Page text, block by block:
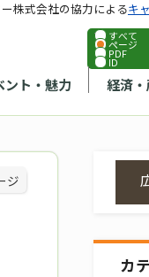
すべて
ページ
PDF
ID
ント・魅力 経済
株式会社の協力によるキ
ジ
カ